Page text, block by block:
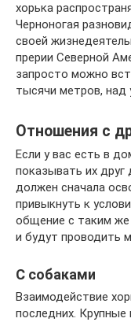
хорька
Черноногая
своей
прерии Северной
запросто можно
тысячи метров, над
Отношения с
Если у вас есть в
показывать их друг
должен сначала
привыкнуть к
общение с таким
и будут проводить
С собаками
Взаимодействие
последних.